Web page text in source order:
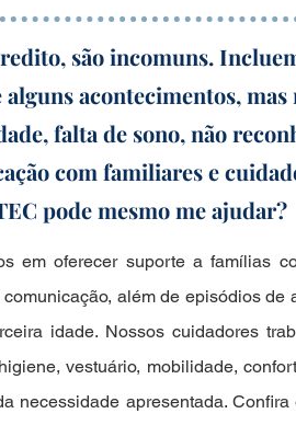
são incomuns.
acontecimentos, mas
falta de sono, não
com familiares e
pode mesmo me ajudar?
em oferecer suporte a famílias
além de episódios de
idade. Nossos cuidadores
vestuário, mobilidade,
necessidade apresentada. Confira